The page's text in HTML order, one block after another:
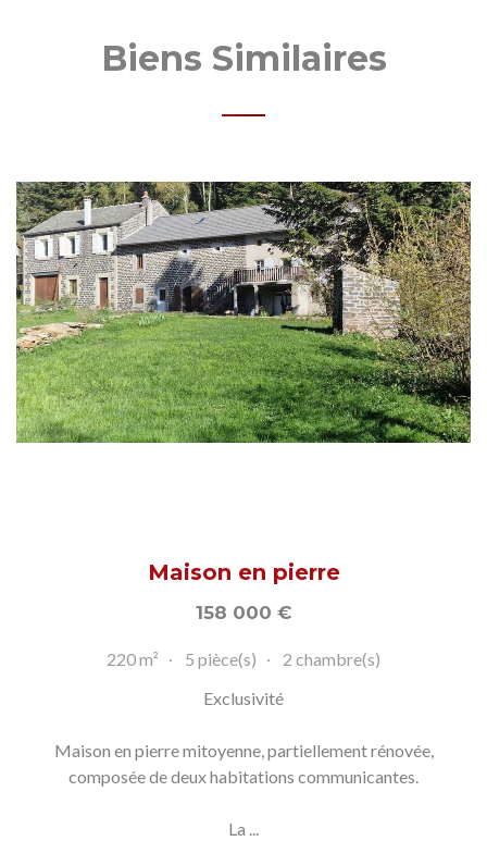
Biens Similaires
Maison en pierre
158 000 €
220 m² 5 pièce(s)
2 chambre(s)
Exclusivité
Maison en pierre mitoyenne, partiellement rénovée,
composée de deux habitations communicantes.
La ...